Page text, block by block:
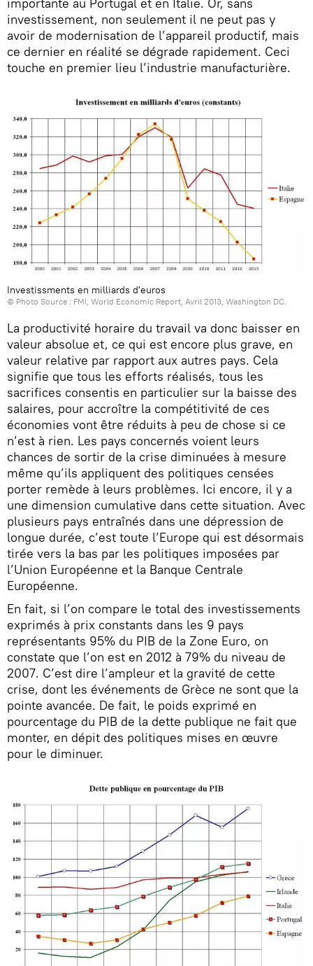
importante au Portugal et en Italie. Or, sans
investissement, non seulement il ne peut pas y
avoir de modernisation de l’appareil productif, mais
ce dernier en réalité se dégrade rapidement. Ceci
touche en premier lieu l’industrie manufacturière.
Investissments en milliards d'euros
© Photo Source : FMI, World Economic Report, Avril 2013, Washington DC.
La productivité horaire du travail va donc baisser en
valeur absolue et, ce qui est encore plus grave, en
valeur relative par rapport aux autres pays. Cela
signifie que tous les efforts réalisés, tous les
sacrifices consentis en particulier sur la baisse des
salaires, pour accroître la compétitivité de ces
économies vont être réduits à peu de chose si ce
n’est à rien. Les pays concernés voient leurs
chances de sortir de la crise diminuées à mesure
même qu’ils appliquent des politiques censées
porter remède à leurs problèmes. Ici encore, il y a
une dimension cumulative dans cette situation. Avec
plusieurs pays entraînés dans une dépression de
longue durée, c’est toute l’Europe qui est désormais
tirée vers la bas par les politiques imposées par
l’Union Européenne et la Banque Centrale
Européenne.
En fait, si l’on compare le total des investissements
exprimés à prix constants dans les 9 pays
représentants 95% du PIB de la Zone Euro, on
constate que l’on est en 2012 à 79% du niveau de
2007. C’est dire l’ampleur et la gravité de cette
crise, dont les événements de Grèce ne sont que la
pointe avancée. De fait, le poids exprimé en
pourcentage du PIB de la dette publique ne fait que
monter, en dépit des politiques mises en œuvre
pour le diminuer.